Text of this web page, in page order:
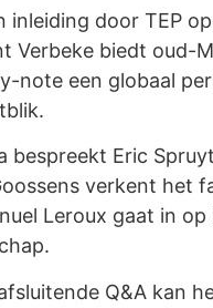
inleiding door TEP
Verbeke biedt oud-
note een globaal
bespreekt Eric
verkent het
Leroux gaat in
Q&A kan